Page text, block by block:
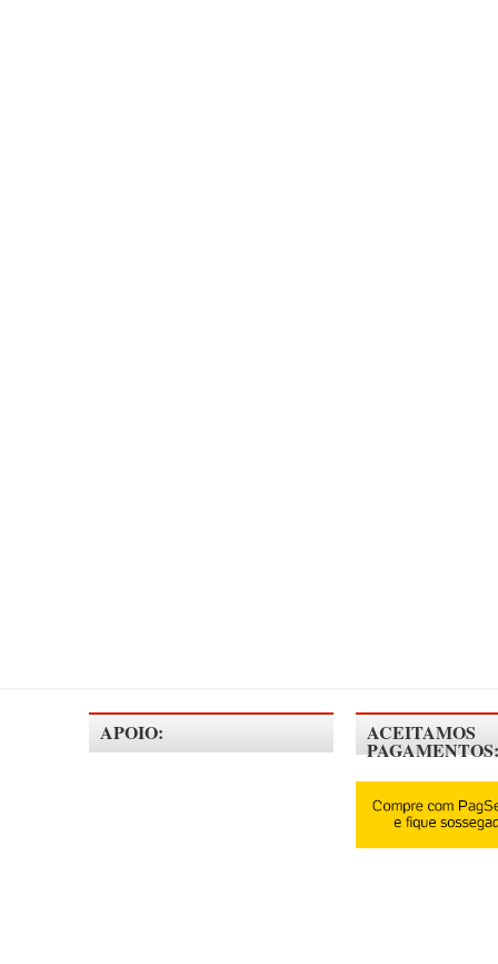
APOIO: ACEITAMOS
PAGAMENTOS: